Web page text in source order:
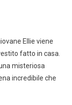
Ellie viene
fatto in casa.
misteriosa
incredibile che